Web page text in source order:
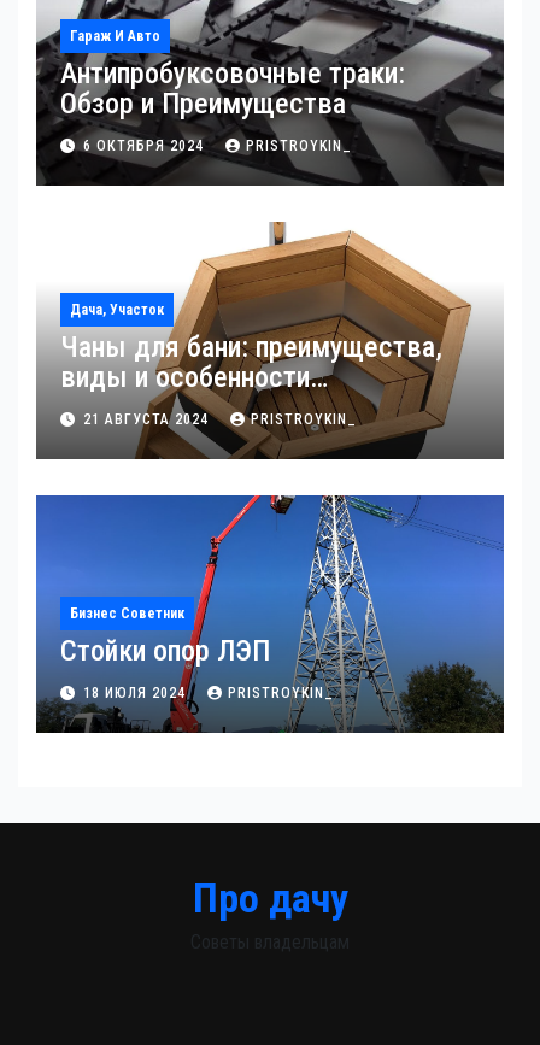
Гараж И Авто
Антипробуксовочные траки:
Обзор и Преимущества
6 ОКТЯБРЯ 2024 PRISTROYKIN_
Дача, Участок
Чаны для бани: преимущества,
виды и особенности
использования
21 АВГУСТА 2024 PRISTROYKIN_
Бизнес Советник
Стойки опор ЛЭП
18 ИЮЛЯ 2024 PRISTROYKIN_
Про дачу
Советы владельцам